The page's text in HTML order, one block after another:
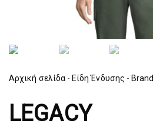
Αρχική σελίδα - Είδη Ένδυσης - Brand
LEGACY